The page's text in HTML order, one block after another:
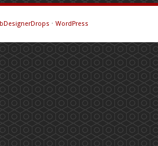
⋅ WordPress